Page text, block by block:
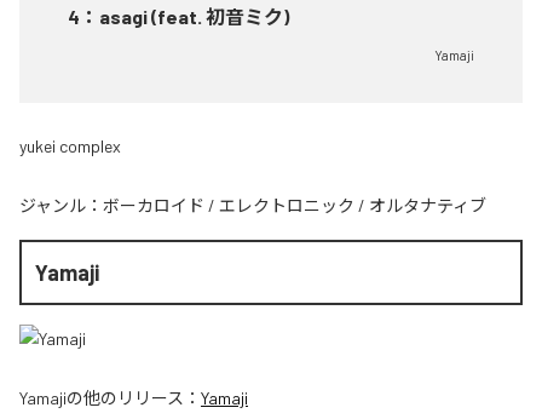
4 ： asagi (feat. 初音ミク)
Yamaji
yukei complex
ジャンル： ボーカロイド / エレクトロニック / オルタナティブ
Yamaji
Yamajiの他のリリース： Yamaji